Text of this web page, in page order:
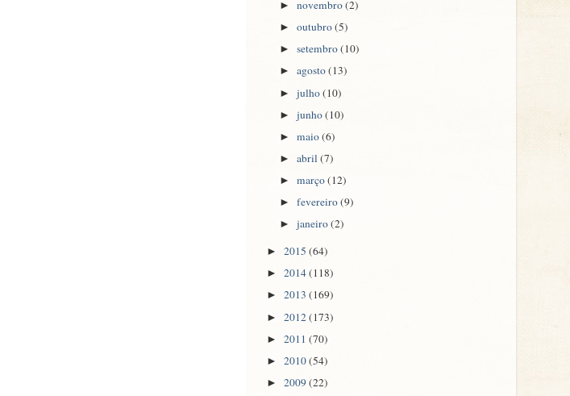
►novembro(2)
►outubro(5)
►setembro(10)
►agosto(13)
►julho(10)
►junho(10)
►maio(6)
►abril(7)
►março(12)
►fevereiro(9)
►janeiro(2)
► 2015 (64)
► 2014(118)
► 2013 (169)
► 2012(173)
► 2011 (70)
► 2010(54)
► 2009(22)